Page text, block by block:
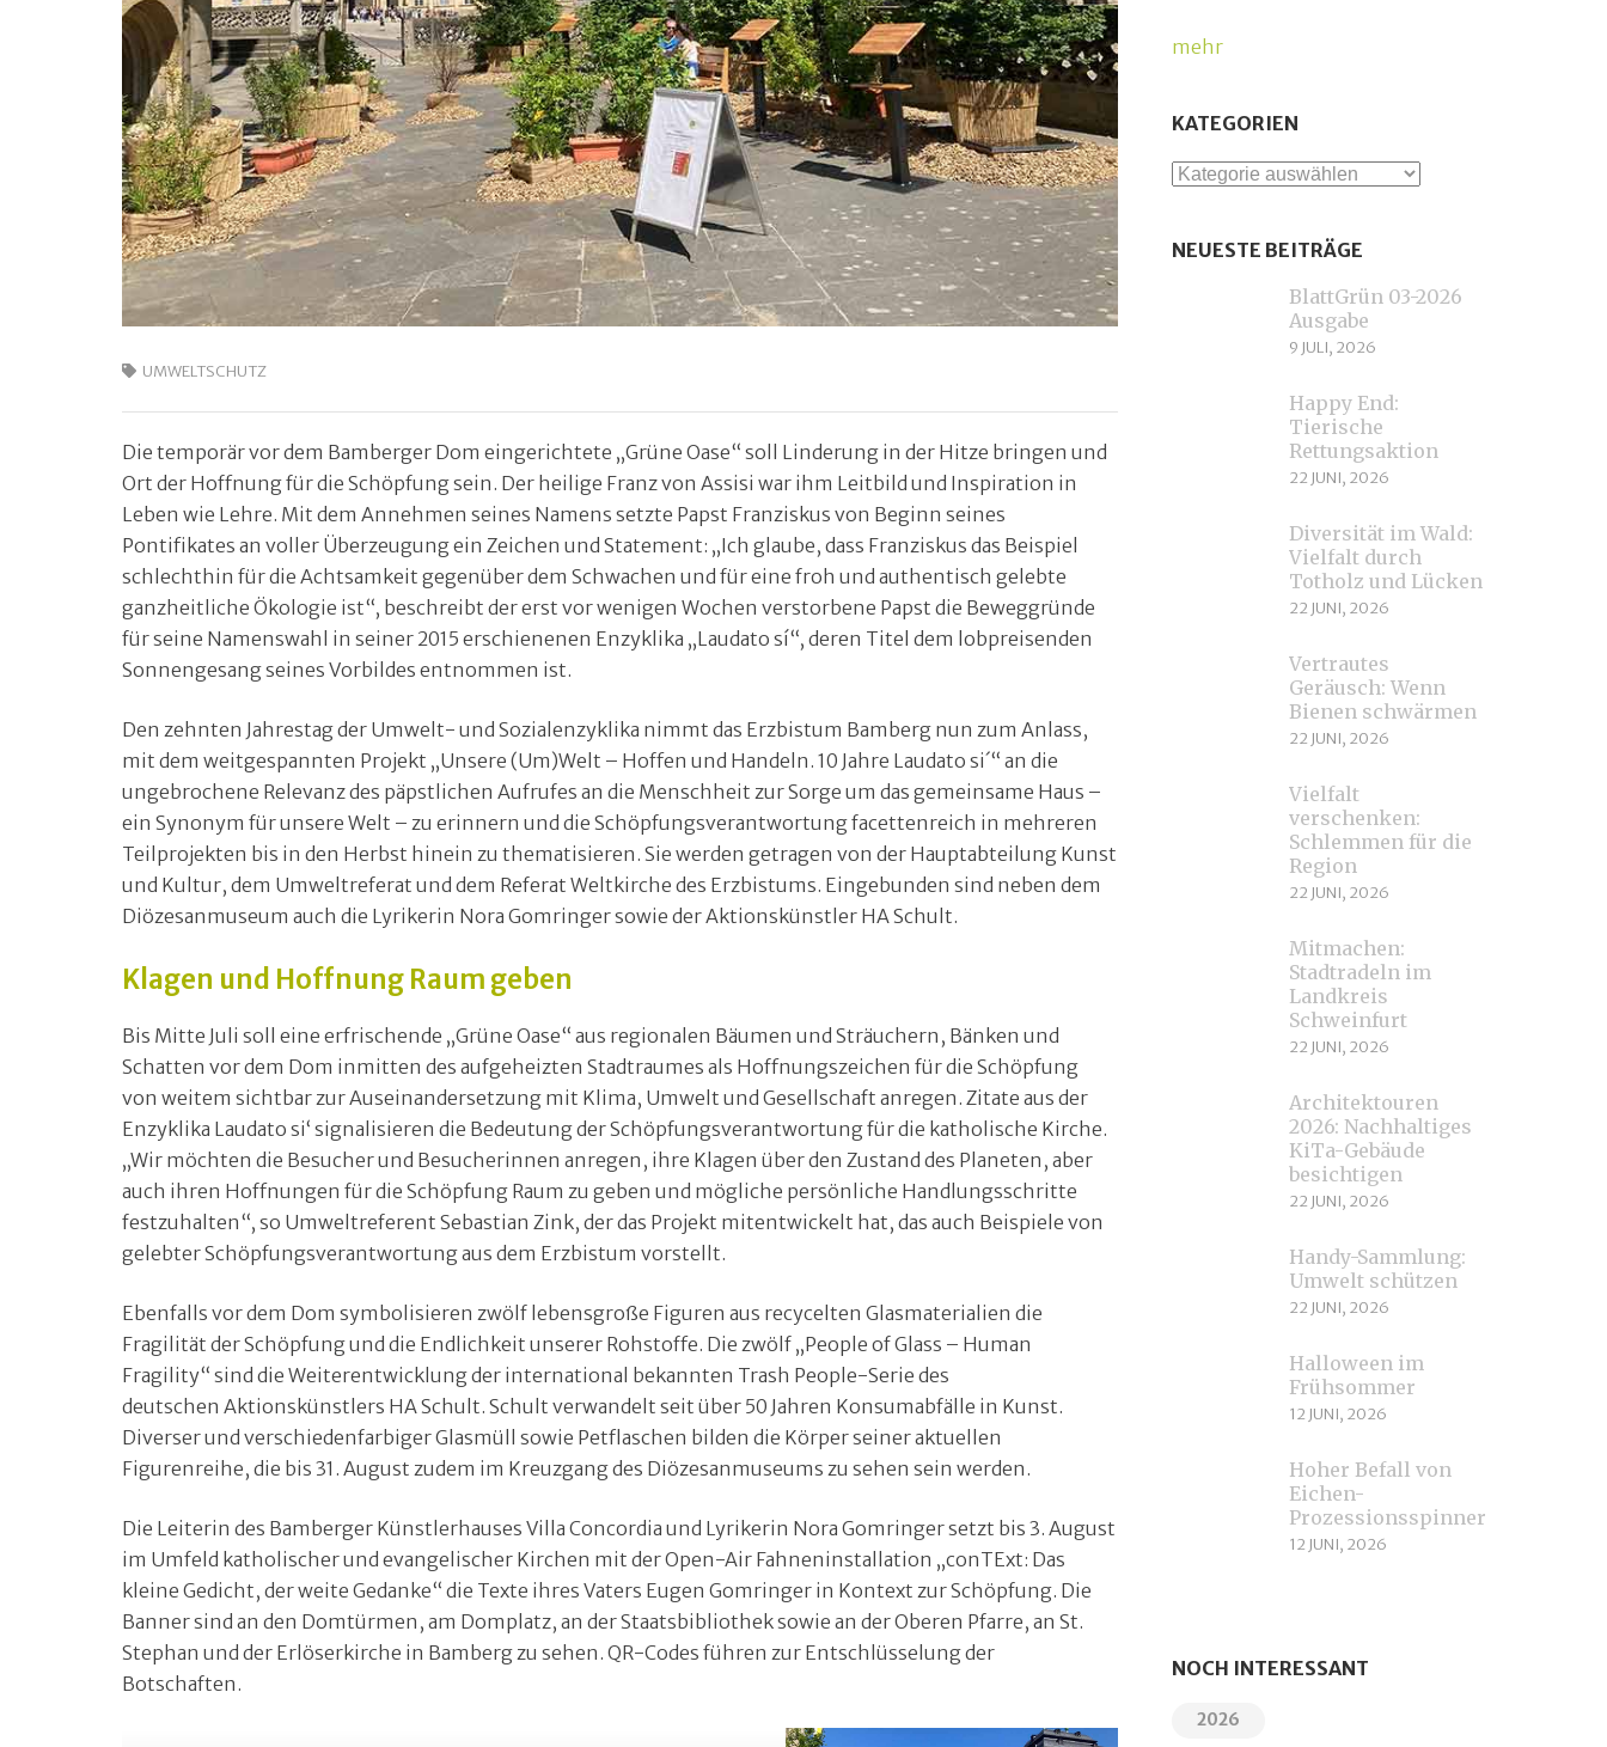
UMWELTSCHUTZ
Die temporär vor dem Bamberger Dom eingerichtete „Grüne Oase“ soll Linderung in der Hitze bringen und
Ort der Hoffnung für die Schöpfung sein. Der heilige Franz von Assisi war ihm Leitbild und Inspiration in
Leben wie Lehre. Mit dem Annehmen seines Namens setzte Papst Franziskus von Beginn seines
Pontifikates an voller Überzeugung ein Zeichen und State­ment: „Ich glaube, dass Franziskus das Beispiel
schlechthin für die Achtsamkeit gegenüber dem Schwachen und für eine froh und authentisch gelebte
ganzheitliche Ökologie ist“, beschreibt der erst vor wenigen Wochen verstorbene Papst die Beweggründe
für seine Namenswahl in seiner 2015 erschienenen Enzyklika „Laudato sí“, deren Titel dem lobpreisenden
Sonnengesang seines Vorbildes entnommen ist.
Den zehnten Jahrestag der Umwelt- und Sozialenzyklika nimmt das Erzbistum Bamberg nun zum Anlass,
mit dem weitgespannten Projekt „Unsere (Um)Welt – Hoffen und Handeln. 10 Jahre Laudato si´“ an die
ungebrochene Relevanz des päpstlichen Aufrufes an die Menschheit zur Sorge um das gemeinsame Haus –
ein Synonym für unsere Welt – zu erinnern und die Schöpfungsverantwortung facettenreich in mehreren
Teilprojekten bis in den Herbst hinein zu thematisieren. Sie werden getragen von der Hauptabteilung Kunst
und Kultur, dem Umweltreferat und dem Referat Weltkirche des Erzbistums. Eingebunden sind neben dem
Diözesanmuseum auch die Lyrikerin Nora Gomringer sowie der Aktionskünstler HA Schult.
Klagen und Hoffnung Raum geben
Bis Mitte Juli soll eine erfrischende „Grüne Oase“ aus regionalen Bäumen und Sträuchern, Bänken und
Schatten vor dem Dom inmitten des aufgeheizten Stadtraumes als Hoffnungszeichen für die Schöpfung
von weitem sichtbar zur Auseinandersetzung mit Klima, Umwelt und Gesellschaft anregen. Zitate aus der
Enzyklika Laudato si‘ signalisieren die Bedeutung der Schöpfungsverantwortung für die katholische Kirche.
„Wir möchten die Besucher und Besucherinnen anregen, ihre Klagen über den Zustand des Planeten, aber
auch ihren Hoffnungen für die Schöpfung Raum zu geben und mögliche persönliche Handlungsschritte
festzuhalten“, so Umweltreferent Sebastian Zink, der das Projekt mitentwickelt hat, das auch Beispiele von
gelebter Schöpfungsverantwortung aus dem Erzbistum vorstellt.
Ebenfalls vor dem Dom symbolisieren zwölf lebensgroße Figuren aus recycelten Glasmaterialien die
Fragilität der Schöpfung und die Endlichkeit unserer Rohstoffe. Die zwölf „People of Glass – Human
Fragility“ sind die Weiterentwicklung der international bekannten Trash People-Serie des
deutschen Aktionskünstlers HA Schult. Schult verwandelt seit über 50 Jahren Konsumabfälle in Kunst.
Diverser und verschiedenfarbiger Glasmüll sowie Petflaschen bilden die Körper seiner aktuellen
Figurenreihe, die bis 31. August zudem im Kreuzgang des Diözesanmuseums zu sehen sein werden.
Die Leiterin des Bamberger Künstlerhauses Villa Concordia und Lyrikerin Nora Gomringer setzt bis 3. August
im Umfeld katholischer und evangelischer Kirchen mit der Open-Air Fahneninstallation „conTExt: Das
kleine Gedicht, der weite Gedanke“ die Texte ihres Vaters Eugen Gomringer in Kontext zur Schöpfung. Die
Banner sind an den Domtürmen, am Domplatz, an der Staatsbibliothek sowie an der Oberen Pfarre, an St.
Stephan und der Erlöserkirche in Bamberg zu sehen. QR-Codes führen zur Entschlüsselung der
Botschaften.
mehr
KATEGORIEN
Kategorien
NEUESTE BEITRÄGE
BlattGrün 03-2026
Ausgabe
9 JULI, 2026
Happy End:
Tierische
Rettungsaktion
22 JUNI, 2026
Diversität im Wald:
Vielfalt durch
Totholz und Lücken
22 JUNI, 2026
Vertrautes
Geräusch: Wenn
Bienen schwärmen
22 JUNI, 2026
Vielfalt
verschenken:
Schlemmen für die
Region
22 JUNI, 2026
Mitmachen:
Stadtradeln im
Landkreis
Schweinfurt
22 JUNI, 2026
Architektouren
2026: Nachhaltiges
KiTa-Gebäude
besichtigen
22 JUNI, 2026
Handy-Sammlung:
Umwelt schützen
22 JUNI, 2026
Halloween im
Frühsommer
12 JUNI, 2026
Hoher Befall von
Eichen-
Prozessionsspinnern
12 JUNI, 2026
NOCH INTERESSANT
2026